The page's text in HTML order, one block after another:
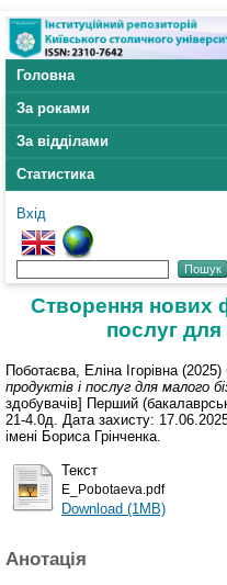
Головна
За роками
За відділами
Статистика
Вхід
Створення нових
послуг для
Поботаєва, Еліна Ігорівна (2025)
продуктів і послуг для малого
здобувачів] Перший
21-4.0д. Дата захисту:
імені Бориса Грінченка.
Текст
E_Pobotaeva.pdf
Download (1MB)
Анотація